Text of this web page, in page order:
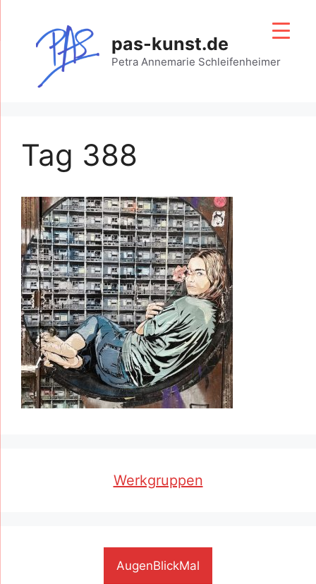
springen
pas-kunst.de
Petra Annemarie Schleifenheimer
Tag 388
Werkgruppen
AugenBlickMal